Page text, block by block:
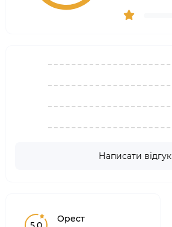
Написати відгук
Орест